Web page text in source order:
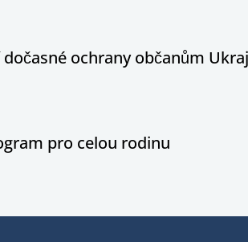
ochrany občanům
pro celou rodinu